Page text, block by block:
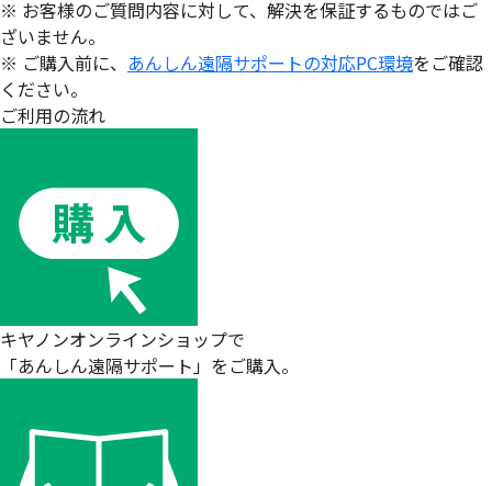
※ お客様のご質問内容に対して、解決を保証するものではご
ざいません。
※ ご購入前に、 あんしん遠隔サポートの対応PC環境をご確認
ください。
ご利用の流れ
キヤノンオンラインショップで
「あんしん遠隔サポート」をご購入。